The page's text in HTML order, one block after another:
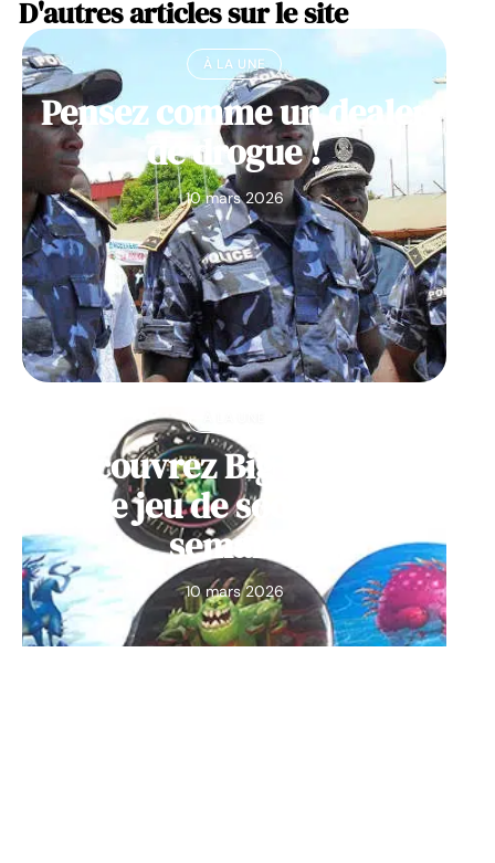
D'autres articles sur le site
À LA UNE
Pensez comme un dealer
de drogue !
10 mars 2026
Découvrez Big Monster,
notre jeu de société de la
semaine
10 mars 2026